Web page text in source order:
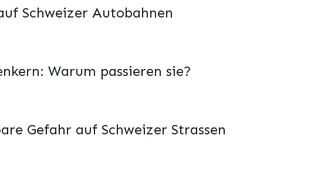
Schweizer Autobahnen
Warum passieren sie?
Gefahr auf Schweizer Strassen